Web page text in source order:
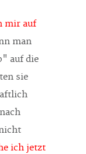
mir auf
man
auf die
sie
ich jetzt